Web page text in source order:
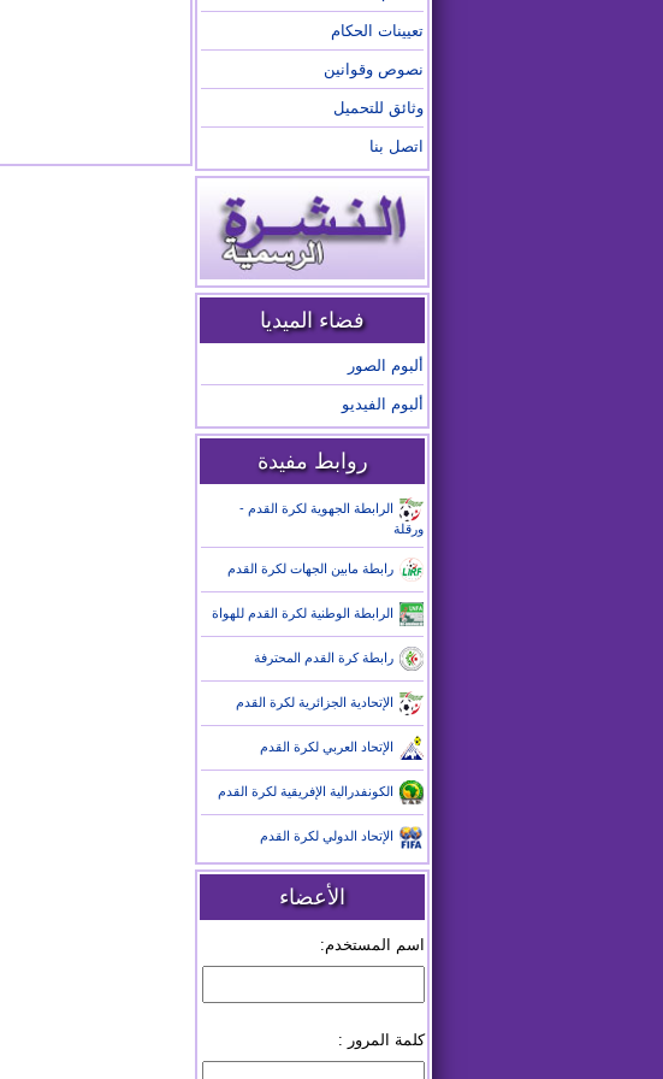
تعيينات الحكام
نصوص وقوانين
وثائق للتحميل
اتصل بنا
فضاء الميديا
ألبوم الصور
ألبوم الفيديو
روابط مفيدة
الرابطة الجهوية لكرة القدم -
ورقلة
رابطة مابين الجهات لكرة القدم
الرابطة الوطنية لكرة القدم للهواة
رابطة كرة القدم المحترفة
الإتحادية الجزائرية لكرة القدم
الإتحاد العربي لكرة القدم
الكونفدرالية الإفريقية لكرة القدم
الإتحاد الدولي لكرة القدم
الأعضاء
اسم المستخدم:
كلمة المرور :